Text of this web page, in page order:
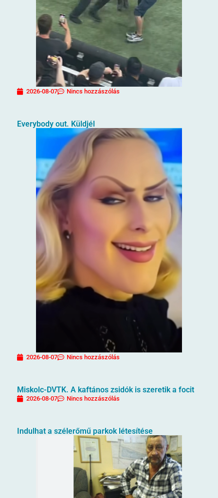
2026-08-07 Nincs hozzászólás
Everybody out. Küldjél
2026-08-07 Nincs hozzászólás
Miskolc-DVTK. A kaftános zsidók is szeretik a focit
2026-08-07 Nincs hozzászólás
Indulhat a szélerőmű parkok létesítése